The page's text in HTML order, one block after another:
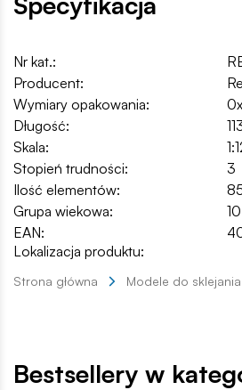
Nr kat.:
Producent:
Wymiary opakowania:
Długość:
Skala:
Stopień trudności:
3
Ilość elementów:
Grupa wiekowa:
EAN:
Lokalizacja produktu:
Strona główna Modele do sklejania
Bestsellery w